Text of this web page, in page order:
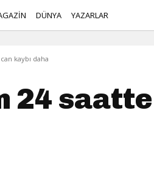
DÜNYA YAZARLAR
kaybı daha
24